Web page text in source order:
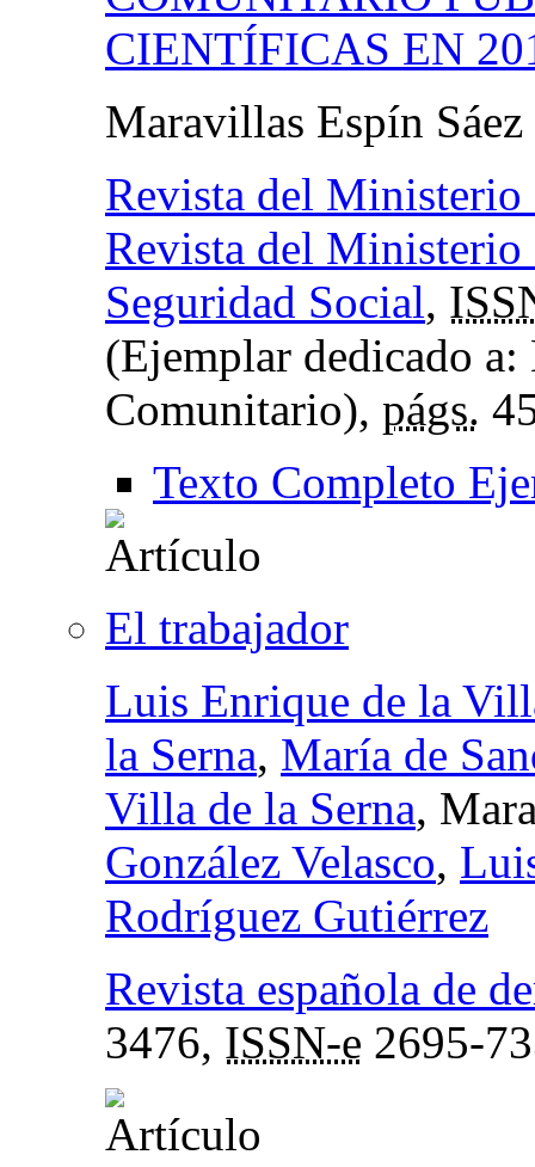
CIENTÍFICAS EN
Maravillas Espín Sáez
Revista del Ministerio
Revista del
Seguridad Social,
(Ejemplar dedicado
Comunitario), págs.
Texto Completo
El trabajador
Luis Enrique de la
la Serna, María de
Villa de la Serna,
González Velasco,
Rodríguez Gutiérrez
Revista española de
3476, ISSN-e 2695-